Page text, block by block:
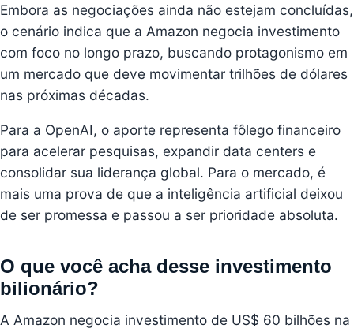
Embora as negociações ainda não estejam concluídas,
o cenário indica que a Amazon negocia investimento
com foco no longo prazo, buscando protagonismo em
um mercado que deve movimentar trilhões de dólares
nas próximas décadas.
Para a OpenAI, o aporte representa fôlego financeiro
para acelerar pesquisas, expandir data centers e
consolidar sua liderança global. Para o mercado, é
mais uma prova de que a inteligência artificial deixou
de ser promessa e passou a ser prioridade absoluta.
O que você acha desse investimento
bilionário?
A Amazon negocia investimento de US$ 60 bilhões na